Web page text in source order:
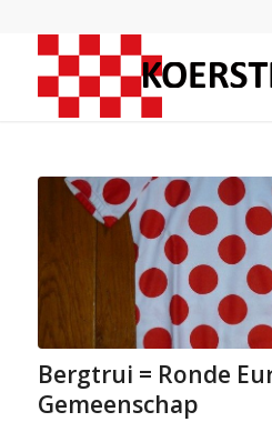
Bergtrui = Ronde
Gemeenschap